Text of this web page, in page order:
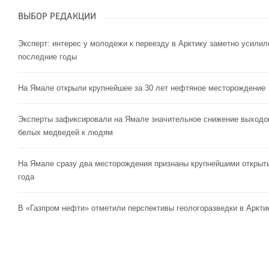
ВЫБОР РЕДАКЦИИ
Эксперт: интерес у молодежи к переезду в Арктику заметно
последние годы
На Ямале открыли крупнейшее за 30 лет нефтяное месторождение
Эксперты зафиксировали на Ямале значительное снижение
белых медведей к людям
На Ямале сразу два месторождения признаны крупнейшими
года
В «Газпром нефти» отметили перспективы геологоразведки в